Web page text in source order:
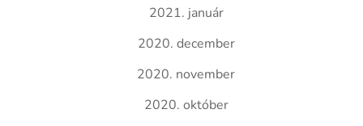
2021. január
2020. december
2020. november
2020. október